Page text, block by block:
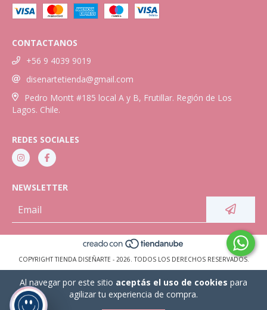
Al navegar por este sitio aceptás el uso de cookies para
agilizar tu experiencia de compra.
CONTACTANOS
+56 9 4039 9019
disenartetienda@gmail.com
Pedro Montt #185 local A y B, Frutillar. Región de Los
Lagos. Chile.
REDES SOCIALES
NEWSLETTER
COPYRIGHT TIENDA DISEÑARTE - 2026. TODOS LOS DERECHOS RESERVADOS.